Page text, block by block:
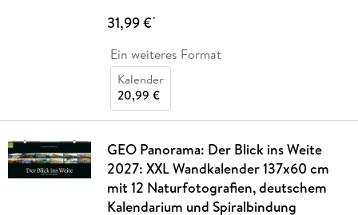
31,99 €*
Ein weiteres Format
Kalender
20,99 €
GEO Panorama: Der Blick ins Weite
2027: XXL Wandkalender 137x60 cm
mit 12 Naturfotografien, deutschem
Kalendarium und Spiralbindung